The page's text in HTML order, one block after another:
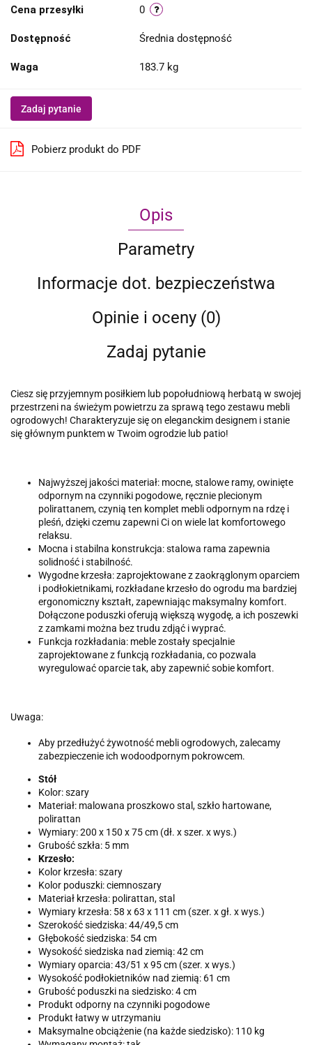
Cena przesyłki 0
Dostępność Średnia dostępność
Waga 183.7 kg
Zadaj pytanie
Pobierz produkt do PDF
Opis
Parametry
Informacje dot. bezpieczeństwa
Opinie i oceny (0)
Zadaj pytanie
Ciesz się przyjemnym posiłkiem lub popołudniową herbatą w swojej
przestrzeni na świeżym powietrzu za sprawą tego zestawu mebli
ogrodowych! Charakteryzuje się on eleganckim designem i stanie
się głównym punktem w Twoim ogrodzie lub patio!
Najwyższej jakości materiał: mocne, stalowe ramy, owinięte
odpornym na czynniki pogodowe, ręcznie plecionym
polirattanem, czynią ten komplet mebli odpornym na rdzę i
pleśń, dzięki czemu zapewni Ci on wiele lat komfortowego
relaksu.
Mocna i stabilna konstrukcja: stalowa rama zapewnia
solidność i stabilność.
Wygodne krzesła: zaprojektowane z zaokrąglonym oparciem
i podłokietnikami, rozkładane krzesło do ogrodu ma bardziej
ergonomiczny kształt, zapewniając maksymalny komfort.
Dołączone poduszki oferują większą wygodę, a ich poszewki
z zamkami można bez trudu zdjąć i wyprać.
Funkcja rozkładania: meble zostały specjalnie
zaprojektowane z funkcją rozkładania, co pozwala
wyregulować oparcie tak, aby zapewnić sobie komfort.
Uwaga:
Aby przedłużyć żywotność mebli ogrodowych, zalecamy
zabezpieczenie ich wodoodpornym pokrowcem.
Stół
Kolor: szary
Materiał: malowana proszkowo stal, szkło hartowane,
polirattan
Wymiary: 200 x 150 x 75 cm (dł. x szer. x wys.)
Grubość szkła: 5 mm
Krzesło:
Kolor krzesła: szary
Kolor poduszki: ciemnoszary
Materiał krzesła: polirattan, stal
Wymiary krzesła: 58 x 63 x 111 cm (szer. x gł. x wys.)
Szerokość siedziska: 44/49,5 cm
Głębokość siedziska: 54 cm
Wysokość siedziska nad ziemią: 42 cm
Wymiary oparcia: 43/51 x 95 cm (szer. x wys.)
Wysokość podłokietników nad ziemią: 61 cm
Grubość poduszki na siedzisko: 4 cm
Produkt odporny na czynniki pogodowe
Produkt łatwy w utrzymaniu
Maksymalne obciążenie (na każde siedzisko): 110 kg